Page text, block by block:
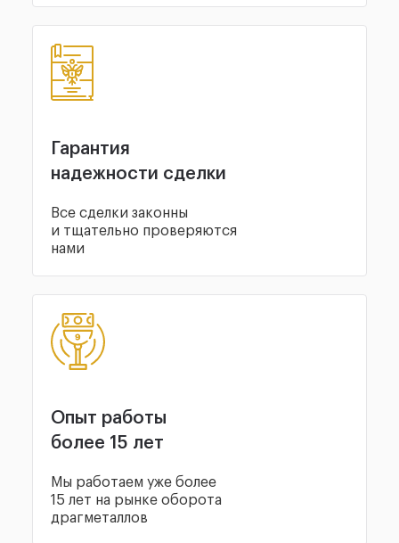
Гарантия
надежности сделки
Все сделки законны
и тщательно проверяются
нами
Опыт работы
более 15 лет
Мы работаем уже более
15 лет на рынке оборота
драгметаллов